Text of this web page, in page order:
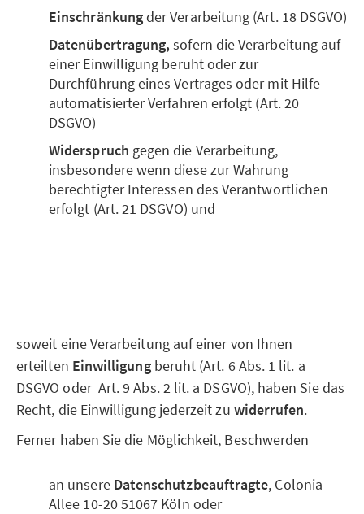
Einschränkungder Verarbeitung (Art. 18 DSGVO)
Datenübertragung,sofern die Verarbeitung auf
einer Einwilligung beruht oder zur
Durchführung eines Vertrages oder mit Hilfe
automatisierter Verfahren erfolgt (Art. 20
DSGVO)
Widerspruch gegen die Verarbeitung,
insbesondere wenn diese zur Wahrung
berechtigter Interessen des Verantwortlichen
erfolgt (Art. 21 DSGVO) und
soweit eine Verarbeitung auf einer von Ihnen
erteilten Einwilligungberuht (Art. 6 Abs. 1 lit. a
DSGVO oder Art. 9 Abs. 2 lit. a DSGVO), haben Sie das
Recht, die Einwilligung jederzeit zu widerrufen.
Ferner haben Sie die Möglichkeit, Beschwerden
an unsere Datenschutzbeauftragte, Colonia-
Allee 10-20 51067 Köln oder